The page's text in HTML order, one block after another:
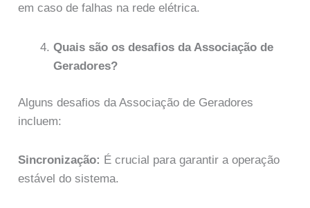
em caso de falhas na rede elétrica.
Quais são os desafios da Associação de
Geradores?
Alguns desafios da Associação de Geradores
incluem:
Sincronização: É crucial para garantir a operação
estável do sistema.